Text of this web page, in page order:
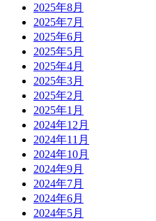
2025年8月
2025年7月
2025年6月
2025年5月
2025年4月
2025年3月
2025年2月
2025年1月
2024年12月
2024年11月
2024年10月
2024年9月
2024年7月
2024年6月
2024年5月